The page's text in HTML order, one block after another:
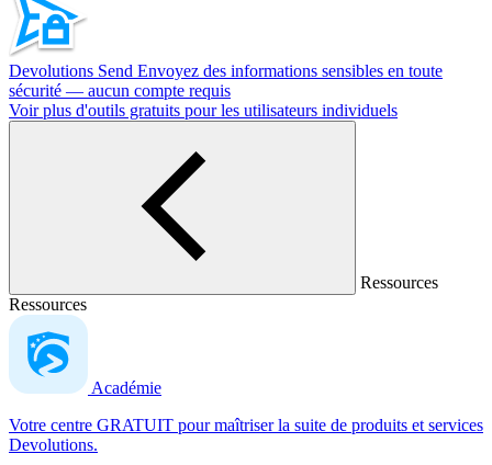
Devolutions Send Envoyez des informations sensibles en toute
sécurité — aucun compte requis
Voir plus d'outils gratuits pour les utilisateurs individuels
Ressources
Ressources
Académie
Votre centre GRATUIT pour maîtriser la suite de produits et services
Devolutions.